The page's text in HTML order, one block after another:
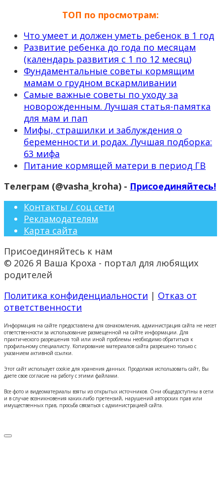
ТОП по просмотрам:
Что умеет и должен уметь ребенок в 1 год
Развитие ребенка до года по месяцам
(календарь развития с 1 по 12 месяц)
Фундаментальные советы кормящим
мамам о грудном вскармливании
Самые важные советы по уходу за
новорожденным. Лучшая статья-памятка
для мам и пап
Мифы, страшилки и заблуждения о
беременности и родах. Лучшая подборка:
63 мифа
Питание кормящей матери в период ГВ
Телеграм (@vasha_kroha) - Присоединяйтесь!
Контакты / соц сети
Рекламодателям
Карта сайта
Присоединяйтесь к нам
© 2026 Я Ваша Кроха - портал для любящих
родителей
Политика конфиденциальности | Отказ от
ответственности
Информация на сайте предоставлена для ознакомления, администрация сайта не несет
ответственности за использование размещенной на сайте информации. Для
практического разрешения той или иной проблемы необходимо обратиться к
профильному специалисту. Копирование материалов сайта разрешено только с
указанием активной ссылки.
Этот сайт использует cookie для хранения данных. Продолжая использовать сайт, Вы
даете свое согласие на работу с этими файлами.
Все фото и видеоматериалы взяты из открытых источников. Они общедоступны в сети
и в случае возникновения каких-либо претензий, нарушений авторских прав или
имущественных прав, просьба связаться с администрацией сайта.